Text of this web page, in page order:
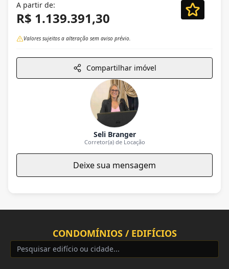
A partir de:
R$ 1.139.391,30
Valores sujeitos a alteração sem aviso prévio.
Compartilhar imóvel
Seli Branger
Corretor(a) de Locação
Deixe sua mensagem
CONDOMÍNIOS / EDIFÍCIOS